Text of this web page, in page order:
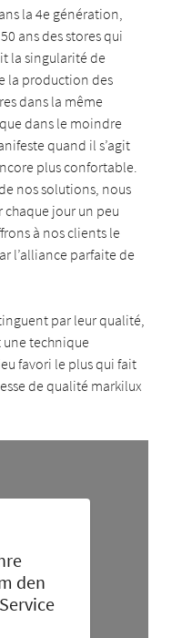
la 4e génération,
ans des stores qui
la singularité de
la production des
dans la même
dans le moindre
quand il s’agit
plus confortable.
nos solutions, nous
chaque jour un peu
à nos clients le
l’alliance parfaite de
par leur qualité,
une technique
favori le plus qui fait
de qualité markilux
den